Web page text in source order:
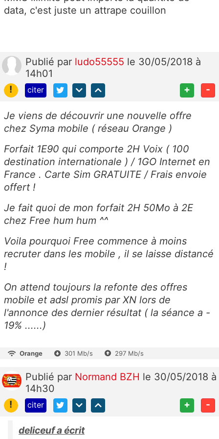
data, c'est juste un attrape couillon
Publié par ludo55555 le 30/05/2018 à
14h01
!
citer + -
Je viens de découvrir une nouvelle offre
chez Syma mobile ( réseau Orange )
Forfait 1E90 qui comporte 2H Voix ( 100
destination internationale ) / 1GO Internet en
France . Carte Sim GRATUITE / Frais envoie
offert !
Je fait quoi de mon forfait 2H 50Mo à 2E
chez Free hum hum ^^
Voila pourquoi Free commence à moins
recruter dans les mobile , il se laisse distancé
!
On attend toujours la refonte des offres
mobile et adsl promis par XN lors de
l'annonce des dernier résultat ( la séance a -
19% ......)
Orange 301 Mb/s 297 Mb/s
Publié par Normand BZH le 30/05/2018 à
14h30
!
citer + -
deliceuf a écrit